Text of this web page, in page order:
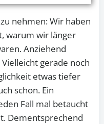
nehmen: Wir haben
warum wir länger
Anziehend
gerade noch
etwas tiefer
schon. Ein
Fall mal betaucht
Dementsprechend